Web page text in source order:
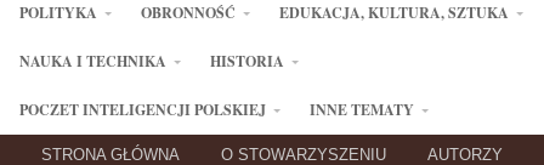
POLITYKA OBRONNOŚĆ EDUKACJA, KULTURA, SZTUKA
NAUKA I TECHNIKA HISTORIA
POCZET INTELIGENCJI POLSKIEJ INNE TEMATY
STRONA GŁÓWNA O STOWARZYSZENIU AUTORZY